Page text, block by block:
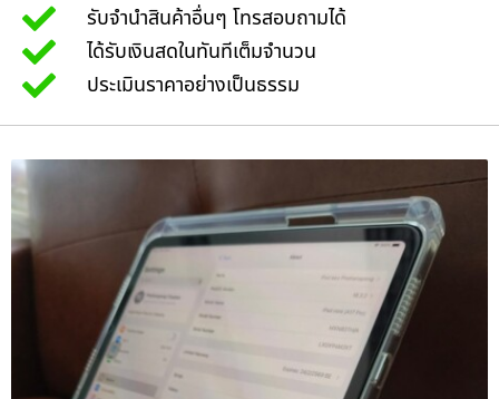
รับจำนำสินค้าอื่นๆ โทรสอบถามได้
ได้รับเงินสดในทันทีเต็มจำนวน
ประเมินราคาอย่างเป็นธรรม